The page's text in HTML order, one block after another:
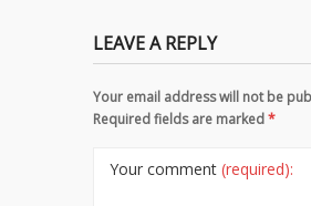
LEAVE A REPLY
Your email address will not be
Required fields are marked*
Your comment (required):